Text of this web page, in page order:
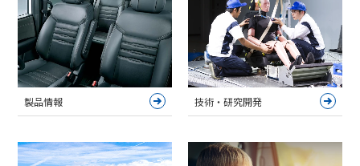
製品情報 技術・研究開発